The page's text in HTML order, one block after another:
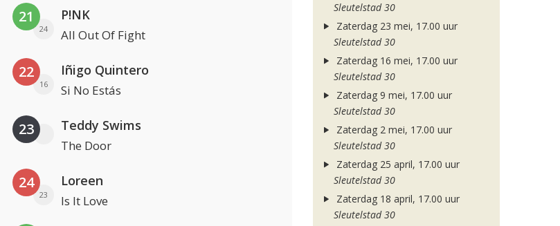
21
24
P!NK
All Out Of Fight
22
16
Iñigo Quintero
Si No Estás
23 Teddy Swims
The Door
24
23
Loreen
Is It Love
Sleutelstad 30
Zaterdag 23 mei, 17.00 uur
Sleutelstad 30
Zaterdag 16 mei, 17.00 uur
Sleutelstad 30
Zaterdag 9 mei, 17.00 uur
Sleutelstad 30
Zaterdag 2 mei, 17.00 uur
Sleutelstad 30
Zaterdag 25 april, 17.00 uur
Sleutelstad 30
Zaterdag 18 april, 17.00 uur
Sleutelstad 30